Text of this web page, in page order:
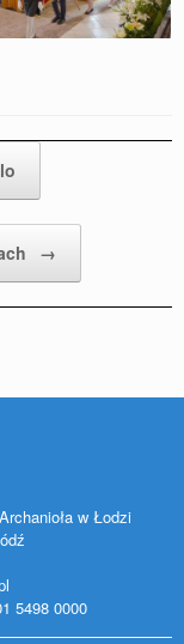
→
w Łodzi
5498 0000